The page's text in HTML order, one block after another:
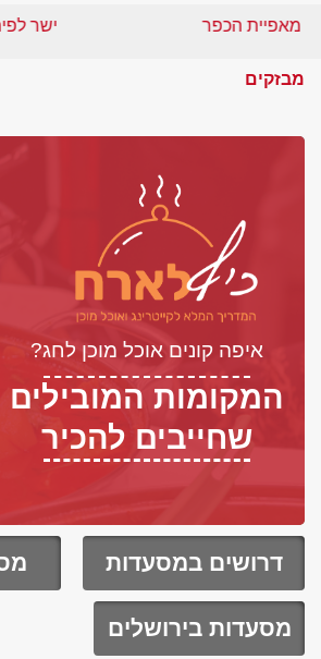
ישר
מאפיית הכפר
מבזקים
איפה קונים אוכל מוכן לחג?
המקומות המובילים
שחייבים להכיר
דרושים במסעדות
מסעדות בירושלים